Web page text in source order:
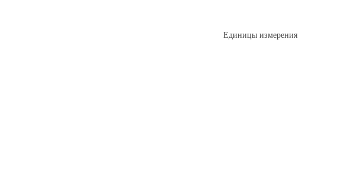
Единицы измерения